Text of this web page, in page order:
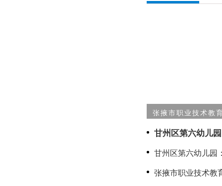
张掖市职业技术教
甘州区第六幼儿园：
聚力成长
甘州区第六幼儿园
心
张掖市职业技术教